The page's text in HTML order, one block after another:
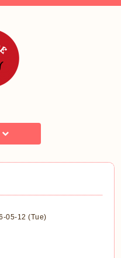
05-12 (Tue)